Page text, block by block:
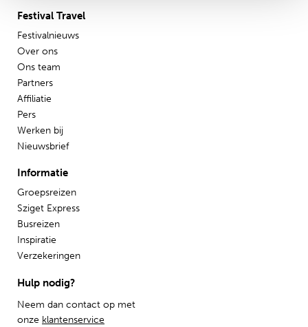
Festival Travel
Festivalnieuws
Over ons
Ons team
Partners
Affiliatie
Pers
Werken bij
Nieuwsbrief
Informatie
Groepsreizen
Sziget Express
Busreizen
Inspiratie
Verzekeringen
Hulp nodig?
Neem dan contact op met
onze klantenservice